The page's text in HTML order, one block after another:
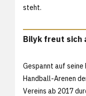
steht.
Bilyk freut sich
Gespannt auf seine
Handball-Arenen
Vereins ab 2017